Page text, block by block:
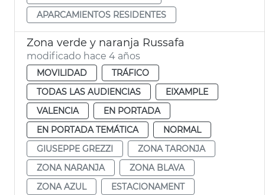
APARCAMIENTOS RESIDENTES
Zona verde y naranja Russafa
modificado hace 4 años
MOVILIDAD
TRÁFICO
TODAS LAS AUDIENCIAS
EIXAMPLE
VALENCIA
EN PORTADA
EN PORTADA TEMÁTICA
NORMAL
GIUSEPPE GREZZI
ZONA TARONJA
ZONA NARANJA
ZONA BLAVA
ZONA AZUL
ESTACIONAMENT